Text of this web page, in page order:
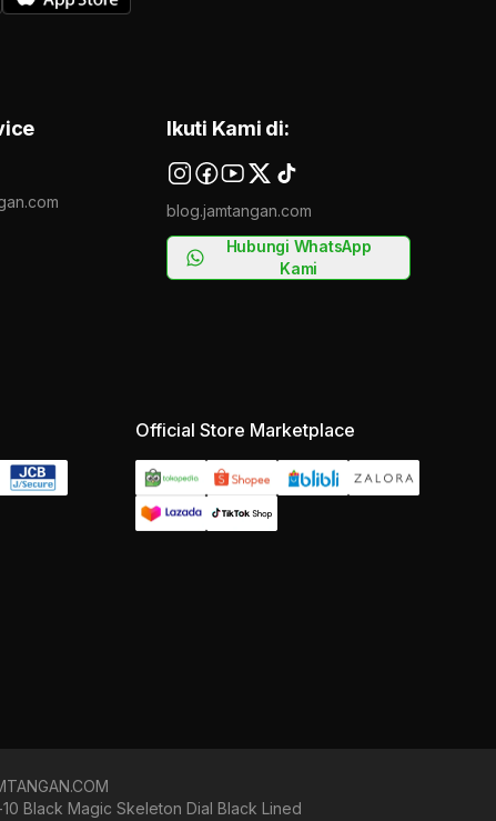
Ikuti Kami di:
blog.jamtangan.com
Hubungi WhatsApp
Kami
Official Store Marketplace
Black Magic Skeleton Dial Black Lined